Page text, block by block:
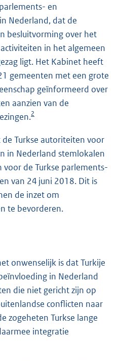
en
Nederland, dat de
besluitvorming over het
in het algemeen
ligt. Het Kabinet heeft
gemeenten met een grote
geïnformeerd over
aanzien van de
2
Turkse autoriteiten voor
in Nederland stemlokalen
de Turkse parlements-
van 24 juni 2018. Dit is
de inzet om
te bevorderen.
onwenselijk is dat Turkije
in Nederland
die niet gericht zijn op
conflicten naar
zogeheten Turkse lange
integratie